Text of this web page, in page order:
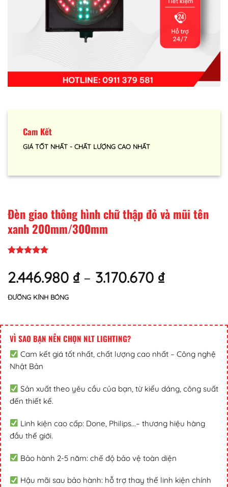
Cam Kết
GIÁ TỐT NHẤT - CHẤT LƯỢNG CAO NHẤT
Đèn giao thông hình chữ thập đỏ và mũi tên
xanh 200mm/300mm
2.446.980 ₫– 3.170.670 ₫
ĐƯỜNG KÍNH BÓNG
VÌ SAO BẠN NÊN CHỌN NLT LIGHTING?
Cam kết giá tốt nhất, chất lượng cao nhất – Công nghệ
Nhật Bản
Sản xuất theo yêu cầu của bạn, từ kiểu dáng, công suất
đến thiết kế.
Linh kiện cao cấp: Done, Philips...– thương hiệu hàng
đầu thế giới.
Bảo hành 2-5 năm: chế độ bảo vệ toàn diện
Hậu mãi sau bảo hành: hỗ trợ thay thế linh kiện chính